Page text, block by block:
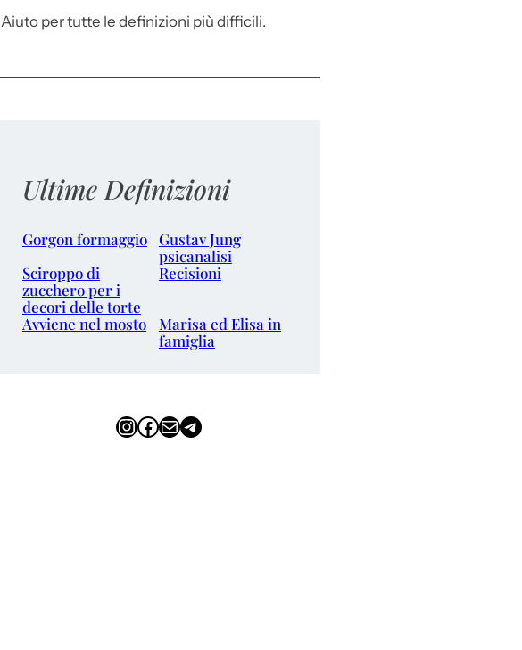
Aiuto per tutte le definizioni più difficili.
Ultime Definizioni
Gorgon formaggio Gustav Jung
psicanalisi
Sciroppo di
zucchero per i
decori delle torte
Recisioni
Avviene nel mosto
Marisa ed Elisa in
famiglia
InstagramFacebook Email Telegram